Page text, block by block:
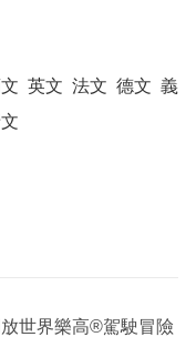
英文  法文  德文  義
世界樂高®駕駛冒險